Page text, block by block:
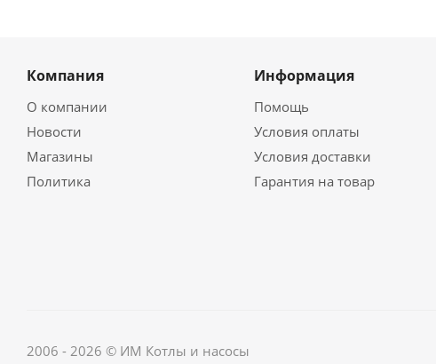
Компания
О компании
Новости
Магазины
Политика
Информация
Помощь
Условия оплаты
Условия доставки
Гарантия на товар
2006 - 2026 © ИМ Котлы и насосы